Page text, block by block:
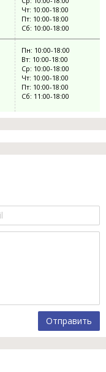
Чт: 10:00-18:00
Пт: 10:00-18:00
Сб: 10:00-18:00
Пн: 10:00-18:00
Вт: 10:00-18:00
Ср: 10:00-18:00
Чт: 10:00-18:00
Пт: 10:00-18:00
Сб: 11:00-18:00
Отправить